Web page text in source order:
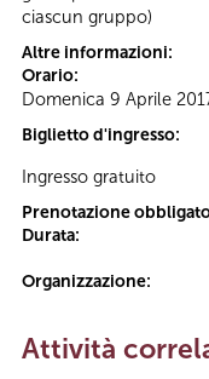
ciascun gruppo)
Altre informazioni:
Orario:
Domenica 9 Aprile
Biglietto d'ingresso:
Ingresso gratuito
Prenotazione
Durata:
Organizzazione:
Attività